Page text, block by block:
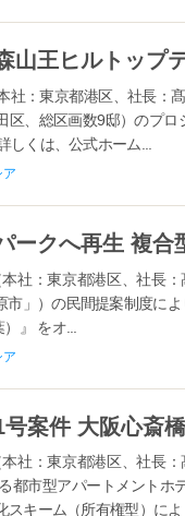
：東京都港区、社長：
、総区画数9邸）のプ
くは、公式ホーム...
社：東京都港区、社長
」）の民間提案制度に
』 をオ...
社：東京都港区、社長
都市型アパートメントホ
キーム（所有権型）によ